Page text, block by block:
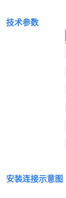
技术参数
安装连接示意图